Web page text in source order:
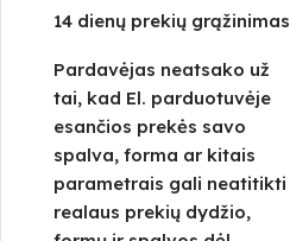
14 dienų prekių grąžinimas
Pardavėjas neatsako už
tai, kad El. parduotuvėje
esančios prekės savo
spalva, forma ar kitais
parametrais gali neatitikti
realaus prekių dydžio,